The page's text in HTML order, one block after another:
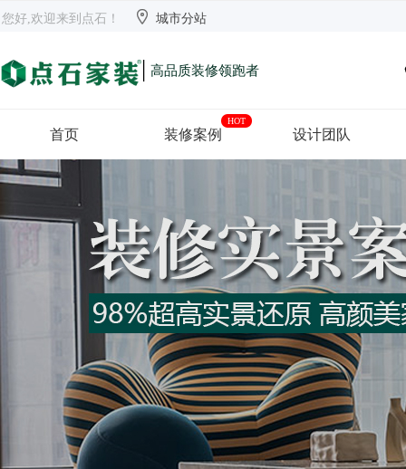
欢迎来到点石  长沙 【切换】
您好,欢迎来到点石！  城市分站
| 高品质装修领跑者
首页 装修案例
HOT
设计团队